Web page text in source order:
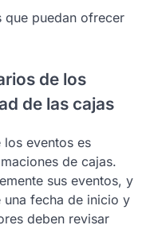
que puedan ofrecer
de los
de las cajas
eventos es
de cajas.
sus eventos, y
una fecha de inicio y
deben revisar